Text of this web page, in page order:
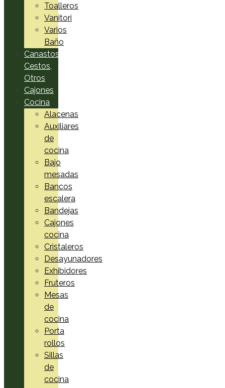
Toalleros
Vanitori
Varios
Baño
Canastos,
Cestos,
Otros
Cajones
Cocina
Alacenas
Auxiliares
de
cocina
Bajo
mesadas
Bancos
escalera
Bandejas
Cajones
cocina
Cristaleros
Desayunadores
Exhibidores
Fruteros
Mesas
de
cocina
Porta
rollos
Sillas
de
cocina